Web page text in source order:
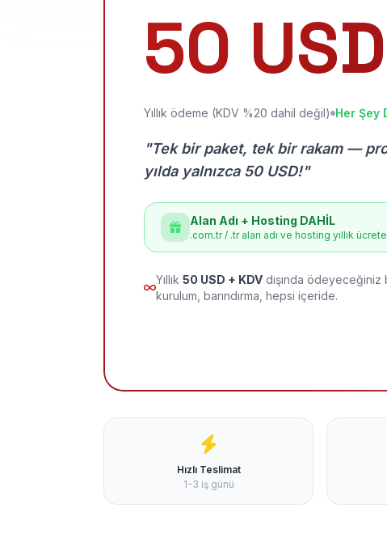
50 USD
Yıllık ödeme (KDV %20 dahil değil) Her Şey
"Tek bir paket, tek bir rakam —
yılda yalnızca 50 USD!"
Alan Adı + Hosting DAHİL
.com.tr / .tr alan adı ve hosting yıllık
Yıllık 50 USD + KDV dışında
kurulum, barındırma, hepsi içeride.
Hızlı Teslimat
1-3 iş günü